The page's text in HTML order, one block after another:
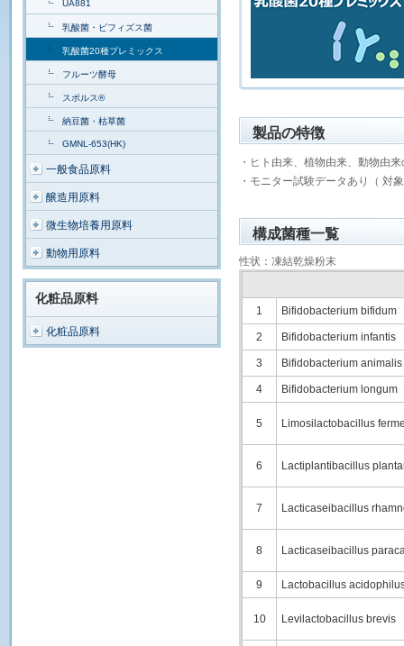
UA881
乳酸菌・ビフィズス菌
乳酸菌20種プレミックス
フルーツ酵母
スポルス®
納豆菌・枯草菌
GMNL-653(HK)
一般食品原料
醸造用原料
微生物培養用原料
動物用原料
化粧品原料
化粧品原料
製品の特徴
・ヒト由来、植物由来、動物由
・モニター試験データあり（ 対
構成菌種一覧
性状：凍結乾燥粉末
1 Bifidobacterium bifidum
2 Bifidobacterium infantis
3 Bifidobacterium
4 Bifidobacterium longum
5 Limosilactobacillus
6 Lactiplantibacillus
7 Lacticaseibacillus
8 Lacticaseibacillus
9 Lactobacillus
10 Levilactobacillus brevis